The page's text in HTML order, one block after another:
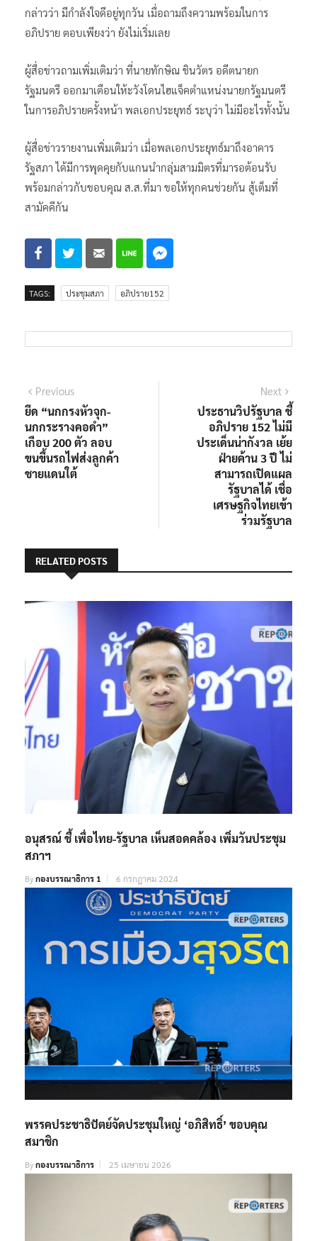
กล่าวว่า มีกำลังใจดีอยู่ทุกวัน เมื่อถามถึงความพร้อมในการ
อภิปราย ตอบเพียงว่า ยังไม่เริ่มเลย
ผู้สื่อข่าวถามเพิ่มเติมว่า ที่นายทักษิณ ชินวัตร อดีตนายก
รัฐมนตรี ออกมาเตือนให้ะวังโดนไฮแจ็คตำแหน่งนายกรัฐมนตรี
ในการอภิปรายครั้งหน้า พลเอกประยุทธ์ ระบุว่า ไม่มีอะไรทั้งนั้น
ผู้สื่อข่าวรายงานเพิ่มเติมว่า เมื่อพลเอกประยุทธ์มาถึงอาคาร
รัฐสภา ได้มีการพุดคุยกับแกนนำกลุ่มสามมิตรที่มารอต้อนรับ
พร้อมกล่าวกับขอบคุณ ส.ส.ที่มา ขอให้ทุกคนช่วยกัน สู้เต็มที่
สามัคคีกัน
TAGS: ประชุมสภา อภิปราย152
แนะแนว
เรื่อง
PreviousPrevious
post:
ยึด “นกกรงหัวจุก-
นกกระรางคอดำ”
เกือบ 200 ตัว ลอบ
ขนขึ้นรถไฟส่งลูกค้า
ชายแดนใต้
Next
post:
ประธานวิปรัฐบาล ชี้
อภิปราย 152 ไม่มี
ประเด็นน่ากังวล เย้ย
ฝ่ายค้าน 3 ปี ไม่
สามารถเปิดแผล
รัฐบาลได้ เชื่อ
เศรษฐกิจไทยเข้า
ร่วมรัฐบาล
RELATED POSTS
อนุสรณ์ ชี้ เพื่อไทย-รัฐบาล เห็นสอดคล้อง เพิ่มวันประชุม
สภาฯ​
Byกองบรรณาธิการ 1 6 กรกฎาคม 2024
พรรคประชาธิปัตย์จัดประชุมใหญ่ ‘อภิสิทธิ์’ ขอบคุณ
สมาชิก
Byกองบรรณาธิการ 25 เมษายน 2026